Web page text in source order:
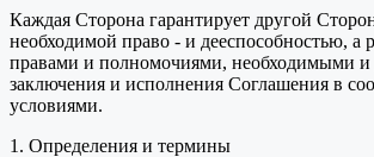
Каждая Сторона гарантирует другой
необходимой право - и дееспособностью, а
правами и полномочиями, необходимыми и
заключения и исполнения Соглашения в
условиями.
1. Определения и термины